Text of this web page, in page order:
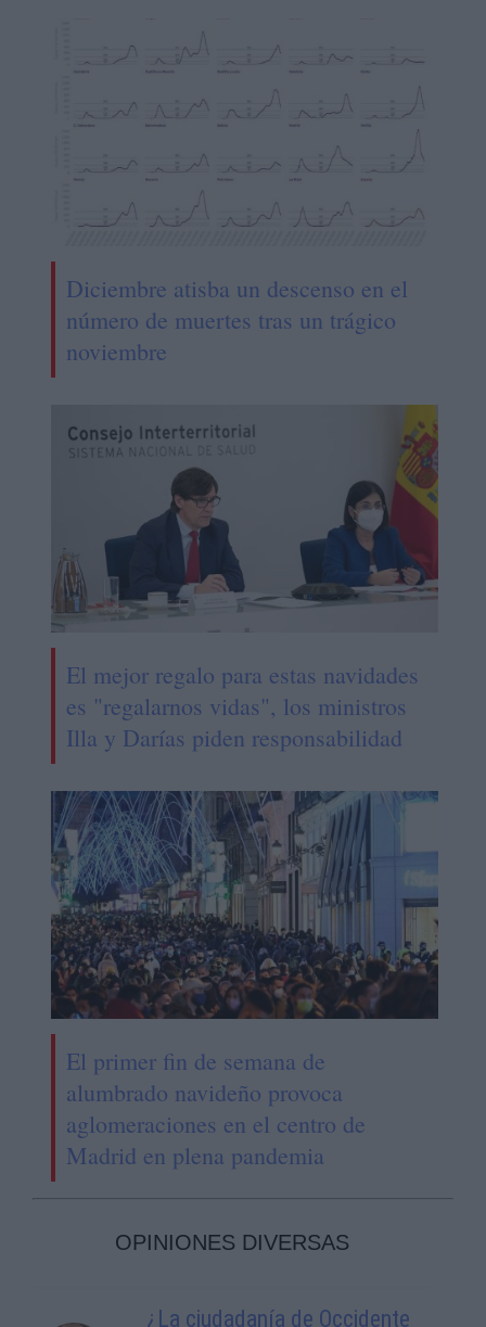
Diciembre atisba un descenso en el
número de muertes tras un trágico
noviembre
El mejor regalo para estas navidades
es "regalarnos vidas", los ministros
Illa y Darías piden responsabilidad
El primer fin de semana de
alumbrado navideño provoca
aglomeraciones en el centro de
Madrid en plena pandemia
OPINIONES DIVERSAS
¿La ciudadanía de Occidente